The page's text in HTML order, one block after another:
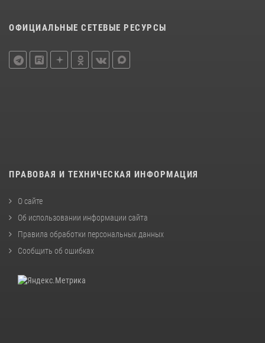
ОФИЦИАЛЬНЫЕ СЕТЕВЫЕ РЕСУРСЫ
ПРАВОВАЯ И ТЕХНИЧЕСКАЯ ИНФОРМАЦИЯ
О сайте
Об использовании информации сайта
Правила обработки персональных данных
Сообщить об ошибках